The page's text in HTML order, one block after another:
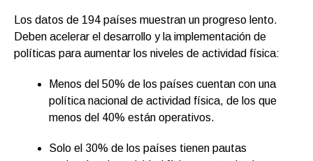
Los datos de 194 países muestran un progreso lento.
Deben acelerar el desarrollo y la implementación de
políticas para aumentar los niveles de actividad física:
Menos del 50% de los países cuentan con una
política nacional de actividad física, de los que
menos del 40% están operativos.
Solo el 30% de los países tienen pautas